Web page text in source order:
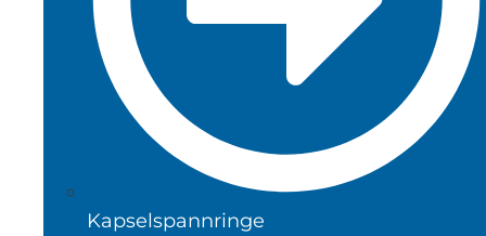
Kapselspannringe